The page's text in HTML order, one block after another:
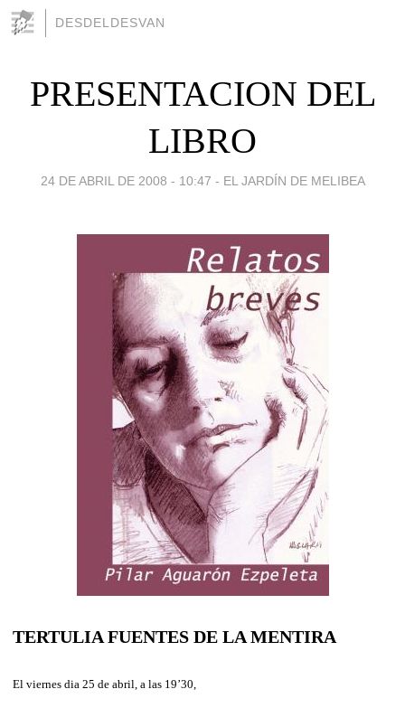
DESDELDESVAN
PRESENTACION DEL
LIBRO
24 DE ABRIL DE 2008 - 10:47 - EL JARDÍN DE MELIBEA
TERTULIA FUENTES DE LA MENTIRA
El viernes dia 25 de abril, a las 19’30,